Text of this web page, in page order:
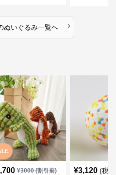
ぬいぐるみ一覧へ ›
¥3000(割引前) ¥3,120 (税